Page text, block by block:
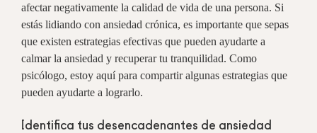
afectar negativamente la calidad de vida de una persona. Si
estás lidiando con ansiedad crónica, es importante que sepas
que existen estrategias efectivas que pueden ayudarte a
calmar la ansiedad y recuperar tu tranquilidad. Como
psicólogo, estoy aquí para compartir algunas estrategias que
pueden ayudarte a lograrlo.
Identifica tus desencadenantes de ansiedad